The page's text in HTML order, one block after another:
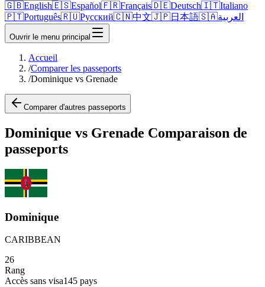
🇬🇧English🇪🇸Español🇫🇷Français🇩🇪Deutsch🇮🇹Italiano
🇵🇹Português🇷🇺Русский🇨🇳中文🇯🇵日本語🇸🇦العربية
Ouvrir le menu principal
Accueil
/Comparer les passeports
/Dominique vs Grenade
Comparer d'autres passeports
Dominique vs Grenade Comparaison de
passeports
Dominique
CARIBBEAN
26
Rang
Accès sans visa145 pays